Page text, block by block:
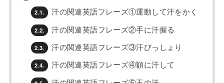
2.1. 汗の関連英語フレーズ①運動して汗をかく
2.2. 汗の関連英語フレーズ②手に汗握る
2.3. 汗の関連英語フレーズ③汗びっしょり
2.4. 汗の関連英語フレーズ④額に汗して